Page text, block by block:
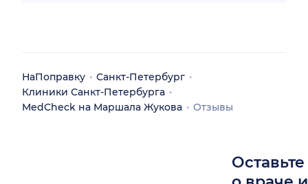
НаПоправку
Санкт-Петербург
Клиники Санкт-Петербурга
MedCheck на Маршала Жукова
Отзывы